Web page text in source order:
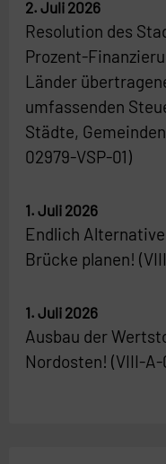
Resolution des
Prozent-
Länder
umfassenden
Städte,
02979-VSP-01)
2. Juli 2026
Endlich
Brücke planen!
1. Juli 2026
Ausbau der
Nordosten! (VIII-
1. Juli 2026